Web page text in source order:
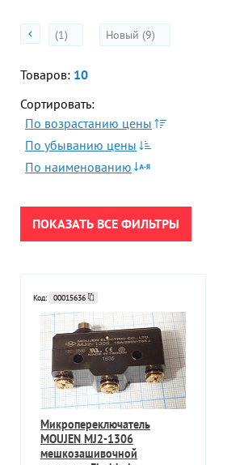
ПРИМЕНИТЬ
СБРОСИТЬ
(1) Новый (9)
Товаров: 10
Сортировать:
По возрастанию цены
По убыванию цены
По наименованию
ПОКАЗАТЬ ВСЕ ФИЛЬТРЫ
Код: 00015636
Микропереключатель
MOUJEN MJ2-1306
мешкозашивочной